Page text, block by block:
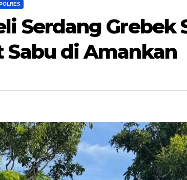
Serdang Grebek
Sabu di Amankan